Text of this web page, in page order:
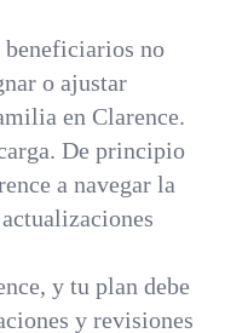
no
o ajustar
en Clarence.
De principio
a navegar la
y tu plan debe
y revisiones